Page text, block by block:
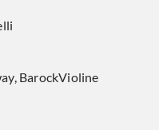
BarockVioline